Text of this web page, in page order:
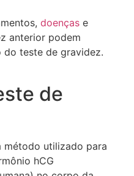
doenças e
anterior podem
teste de gravidez.
de
método utilizado para
hCG